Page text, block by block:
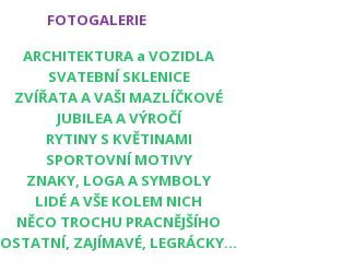
FOTOGALERIE
ARCHITEKTURA a VOZIDLA
SVATEBNÍ SKLENICE
ZVÍŘATA A VAŠI MAZLÍČKOVÉ
JUBILEA A VÝROČÍ
RYTINY S KVĚTINAMI
SPORTOVNÍ MOTIVY
ZNAKY, LOGA A SYMBOLY
LIDÉ A VŠE KOLEM NICH
NĚCO TROCHU PRACNĚJŠÍHO
OSTATNÍ, ZAJÍMAVÉ, LEGRÁCKY...